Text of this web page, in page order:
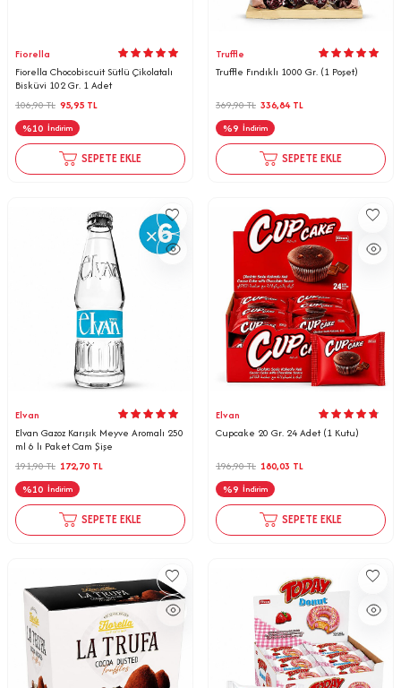
Fiorella
Fiorella Chocobiscuit Sütlü Çikolatalı
Bisküvi 102 Gr. 1 Adet
106,90TL 95,95 TL
%10 İndirim
SEPETE EKLE
Truffle
Truffle Fındıklı 1000 Gr. (1 Poşet)
369,90TL 336,84TL
%9 İndirim
SEPETE EKLE
Elvan
Elvan Gazoz Karışık Meyve Aromalı 250
ml 6 lı Paket Cam Şişe
191,90TL 172,70 TL
%10 İndirim
SEPETE EKLE
Elvan
Cupcake 20 Gr. 24 Adet (1 Kutu)
196,90TL 180,03 TL
%9 İndirim
SEPETE EKLE